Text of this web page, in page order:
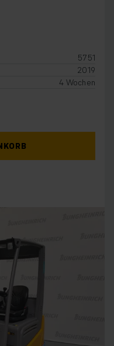
5751
2019
4 Wochen